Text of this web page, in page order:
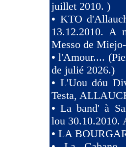
juillet 2010. )
• KTO
13.12.2010. A
Messo de
•l'Amour....
de julié 2026.)
• L'Uou dóu
Testa,
•La band' à
lou 30.10.2010.
• LA